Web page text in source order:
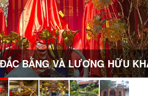
BẰNG VÀ LƯƠNG HỮU